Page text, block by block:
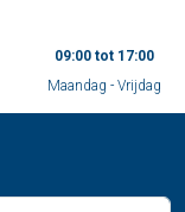
09:00 tot 17:00
Maandag - Vrijdag